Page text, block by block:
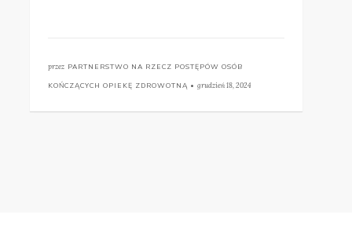
przez PARTNERSTWO NA RZECZ POSTĘPÓW OSÓB
KOŃCZĄCYCH OPIEKĘ ZDROWOTNĄ • grudzień 18, 2024